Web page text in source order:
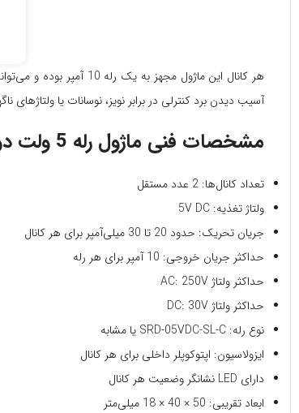
آسیب دیدن برد کنترلی در برابر نویز، نوسانات یا ولتاژهای
مشخصات فنی ماژول رله 5 ولت دو کاناله
تعداد کانال‌ها: 2 عدد مستقل
ولتاژ تغذیه: 5V DC
جریان تحریک: حدود 20 تا 30 میلی‌آمپر برای هر کانال
حداکثر جریان خروجی: 10 آمپر برای هر رله
حداکثر ولتاژ AC: 250V
حداکثر ولتاژ DC: 30V
نوع رله: SRD-05VDC-SL-C یا مشابه
ایزولاسیون: اپتوکوپلر داخلی برای هر کانال
دارای LED نشانگر وضعیت هر کانال
ابعاد تقریبی: 50 × 40 × 18 میلی‌متر